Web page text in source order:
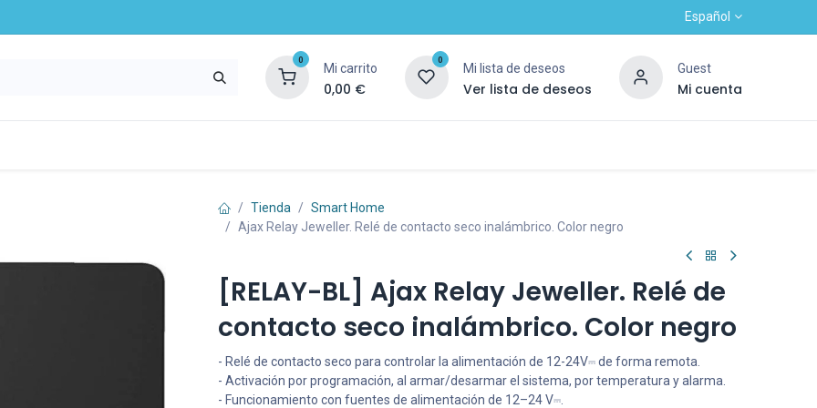
Español
0
Mi carrito
0,00 €
0
Mi lista de deseos
Ver lista de deseos
Guest
Mi cuenta
Tienda
Smart Home
Ajax Relay Jeweller. Relé de contacto seco inalámbrico. Color negro
[RELAY-BL] Ajax Relay Jeweller. Relé de
contacto seco inalámbrico. Color negro
- Relé de contacto seco para controlar la alimentación de 12-24V⎓ de forma remota.
- Activación por programación, al armar/desarmar el sistema, por temperatura y alarma.
- Funcionamiento con fuentes de alimentación de 12–24 V⎓.